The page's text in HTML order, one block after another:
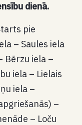
dienā.
pie
– Saules iela
Bērzu iela –
iela – Lielais
iela –
–
– Loču